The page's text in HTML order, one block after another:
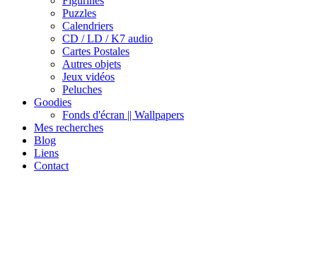
Puzzles
Calendriers
CD / LD / K7 audio
Cartes Postales
Autres objets
Jeux vidéos
Peluches
Goodies
Fonds d'écran || Wallpapers
Mes recherches
Blog
Liens
Contact